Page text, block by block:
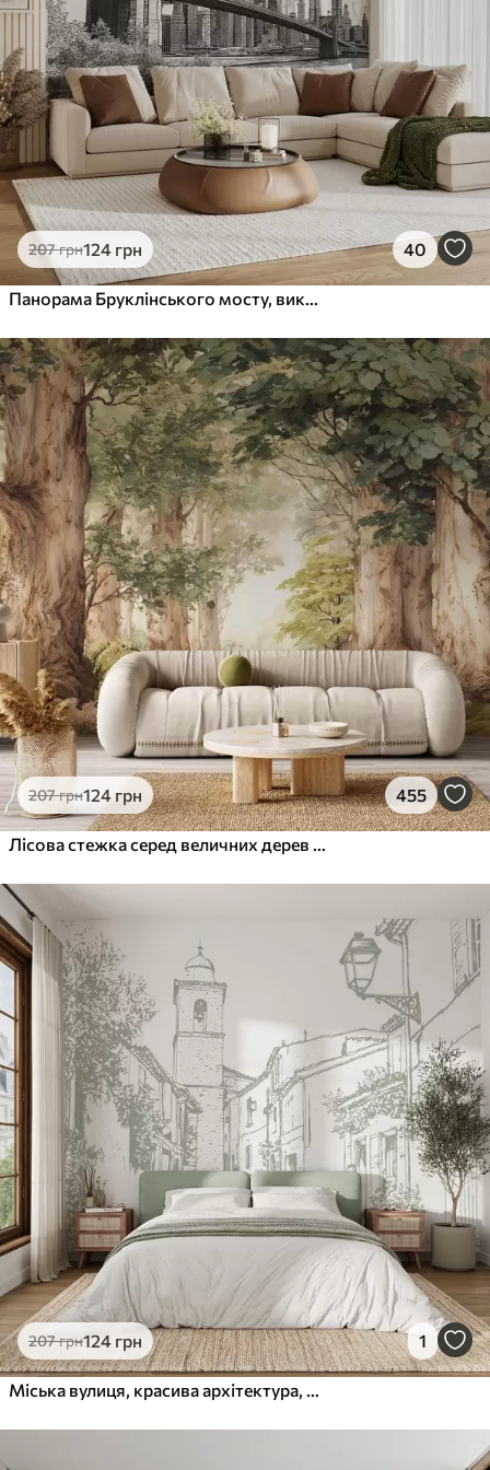
Преміум Вініл
1216730грн/м²
Peel and Stick
1458 875грн/м²
207грн124 грн 40
207грн124 грн 455
207грн124 грн 1